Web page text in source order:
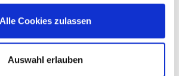
Alle Cookies zulassen
Auswahl erlauben